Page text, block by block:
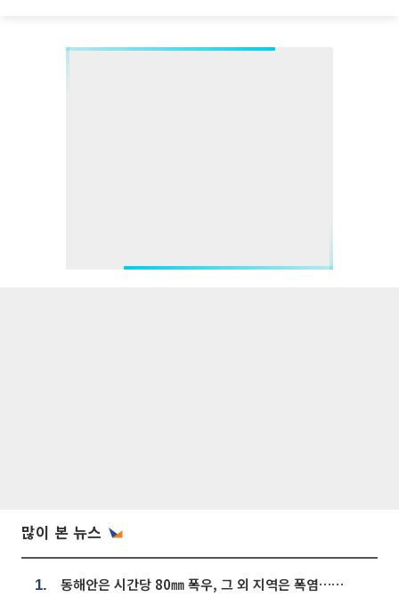
많이 본 뉴스
1. 동해안은 시간당 80㎜ 폭우, 그 외 지역은 폭염…‘극과 극 날씨’